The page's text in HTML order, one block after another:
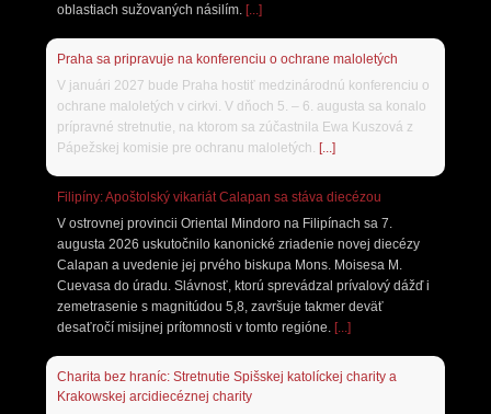
oblastiach sužovaných násilím. [...]
Praha sa pripravuje na konferenciu o ochrane maloletých
V januári 2027 bude Praha hostiť medzinárodnú konferenciu o
ochrane maloletých v cirkvi. V dňoch 5. – 6. augusta sa konalo
prípravné stretnutie, na ktorom sa zúčastnila Ewa Kuszová z
Pápežskej komisie pre ochranu maloletých. [...]
Filipíny: Apoštolský vikariát Calapan sa stáva diecézou
V ostrovnej provincii Oriental Mindoro na Filipínach sa 7.
augusta 2026 uskutočnilo kanonické zriadenie novej diecézy
Calapan a uvedenie jej prvého biskupa Mons. Moisesa M.
Cuevasa do úradu. Slávnosť, ktorú sprevádzal prívalový dážď i
zemetrasenie s magnitúdou 5,8, završuje takmer deväť
desaťročí misijnej prítomnosti v tomto regióne. [...]
Charita bez hraníc: Stretnutie Spišskej katolíckej charity a
Krakowskej arcidiecéznej charity